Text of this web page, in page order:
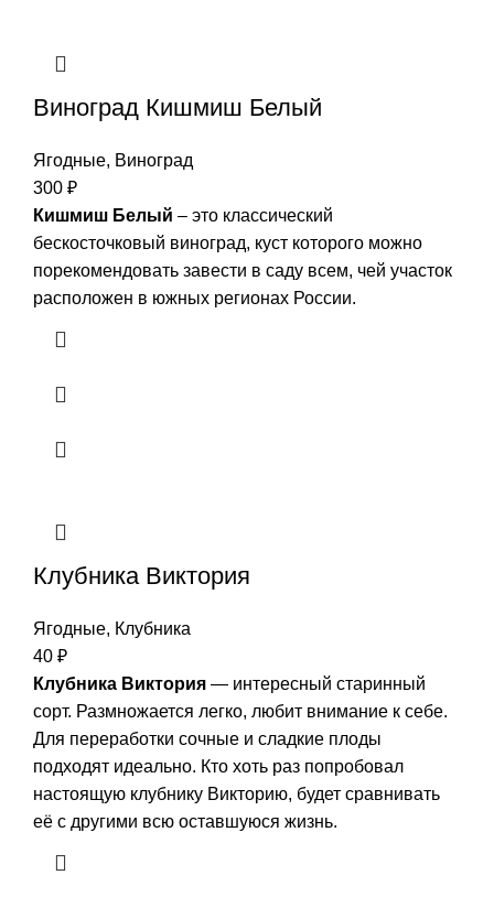
Виноград Кишмиш Белый
Ягодные, Виноград
300 ₽
Кишмиш Белый – это классический
бескосточковый виноград, куст которого можно
порекомендовать завести в саду всем, чей участок
расположен в южных регионах России.
Клубника Виктория
Ягодные, Клубника
40 ₽
Клубника Виктория — интересный старинный
сорт. Размножается легко, любит внимание к себе.
Для переработки сочные и сладкие плоды
подходят идеально. Кто хоть раз попробовал
настоящую клубнику Викторию, будет сравнивать
её с другими всю оставшуюся жизнь.